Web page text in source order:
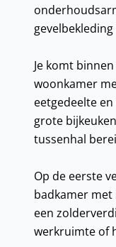
Je komt
woonkamer
eetgedeelte
grote
tussenhal
Op de eerste
badkamer met
een
werkruimte of